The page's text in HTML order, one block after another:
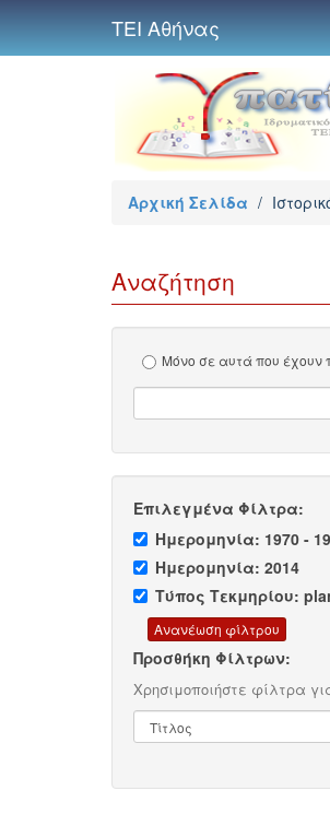
ΤΕΙ Αθήνας
Αρχική Σελίδα /
Αναζήτηση
Μόνο σε αυτά που έχουν
Επιλεγμένα Φίλτρα:
Ημερομηνία: 1970 -
Ημερομηνία: 2014
Τύπος Τεκμηρίου:
Προσθήκη Φίλτρων:
Χρησιμοποιήστε φίλτρα